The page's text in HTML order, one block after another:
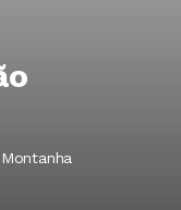
Montanha